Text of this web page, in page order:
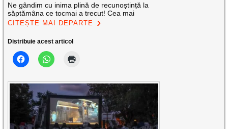
Ne gândim cu inima plină de recunoștință la
săptămâna ce tocmai a trecut! Cea mai
CITEȘTE MAI DEPARTE
Distribuie acest articol